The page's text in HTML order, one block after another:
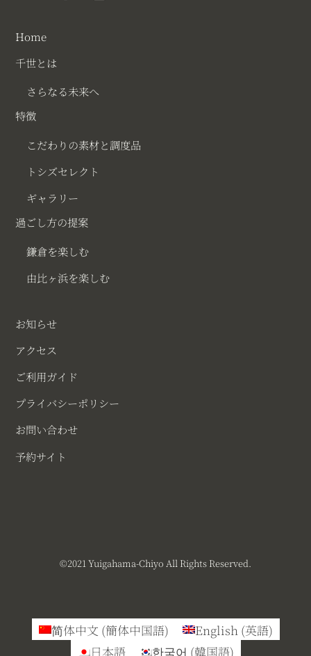
Home
千世とは
さらなる未来へ
特徴
こだわりの素材と調度品
トシズセレクト
ギャラリー
過ごし方の提案
鎌倉を楽しむ
由比ヶ浜を楽しむ
お知らせ
アクセス
ご利用ガイド
プライバシーポリシー
お問い合わせ
予約サイト
©︎2021 Yuigahama-Chiyo All Rights Reserved.
简体中文 (簡体中国語) English (英語)
日本語
한국어 (韓国語)